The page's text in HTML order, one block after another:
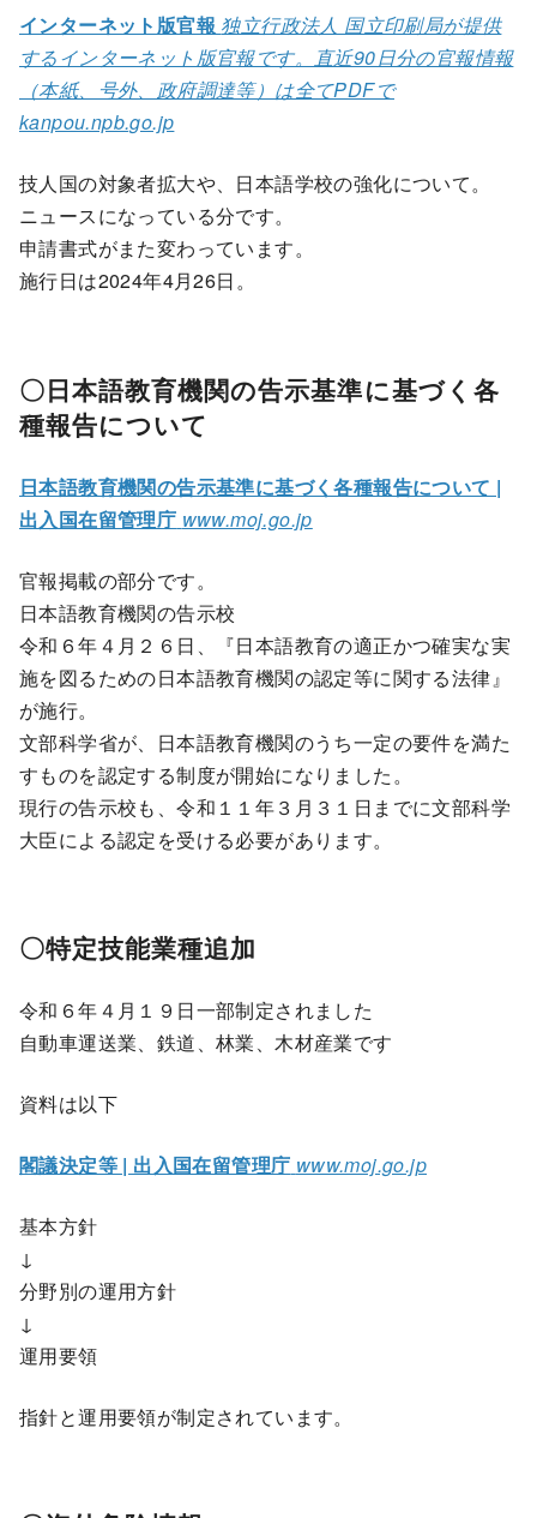
インターネット版官報 独立行政法人 国立印刷局が提供
するインターネット版官報です。直近90日分の官報情報
（本紙、号外、政府調達等）は全てPDFで
kanpou.npb.go.jp
技人国の対象者拡大や、日本語学校の強化について。
ニュースになっている分です。
申請書式がまた変わっています。
施行日は2024年4月26日。
〇日本語教育機関の告示基準に基づく各
種報告について
日本語教育機関の告示基準に基づく各種報告について |
出入国在留管理庁 www.moj.go.jp
官報掲載の部分です。
日本語教育機関の告示校
令和６年４月２６日、『日本語教育の適正かつ確実な実
施を図るための日本語教育機関の認定等に関する法律』
が施行。
文部科学省が、日本語教育機関のうち一定の要件を満た
すものを認定する制度が開始になりました。
現行の告示校も、令和１１年３月３１日までに文部科学
大臣による認定を受ける必要があります。
〇特定技能業種追加
令和６年４月１９日一部制定されました
自動車運送業、鉄道、林業、木材産業です
資料は以下
閣議決定等 | 出入国在留管理庁 www.moj.go.jp
基本方針
↓
分野別の運用方針
↓
運用要領
指針と運用要領が制定されています。